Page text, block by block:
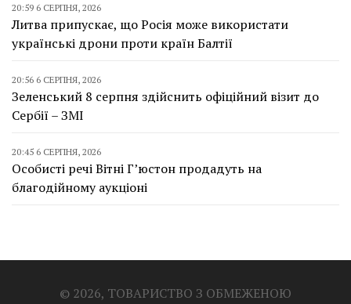
20:59 6 СЕРПНЯ, 2026
Литва припускає, що Росія може використати
українські дрони проти країн Балтії
20:56 6 СЕРПНЯ, 2026
Зеленський 8 серпня здійснить офіційний візит до
Сербії – ЗМІ
20:45 6 СЕРПНЯ, 2026
Особисті речі Вітні Г’юстон продадуть на
благодійному аукціоні
© 2026, ТОВАРИСТВО З ОБМЕЖЕНОЮ